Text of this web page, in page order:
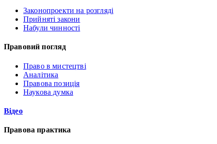
Законопроекти на розгляді
Прийняті закони
Набули чинності
Правовий погляд
Право в мистецтві
Аналітика
Правова позиція
Наукова думка
Відео
Правова практика